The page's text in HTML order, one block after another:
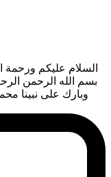
السلام عليكم ورحمة
بسم الله الرحمن
وبارك على نبينا